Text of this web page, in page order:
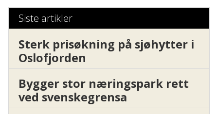
Siste artikler
Sterk prisøkning på sjøhytter i
Oslofjorden
Bygger stor næringspark rett
ved svenskegrensa